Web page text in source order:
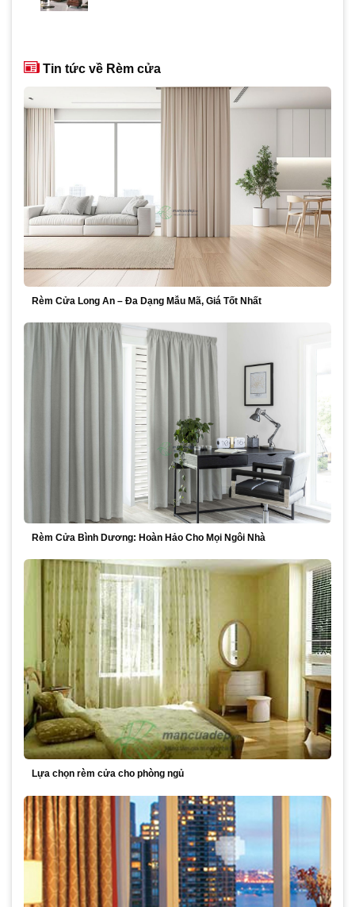
Tin tức về Rèm cửa
Rèm Cửa Long An – Đa Dạng Mẫu Mã, Giá Tốt Nhất
Rèm Cửa Bình Dương: Hoàn Hảo Cho Mọi Ngôi Nhà
Lựa chọn rèm cửa cho phòng ngủ